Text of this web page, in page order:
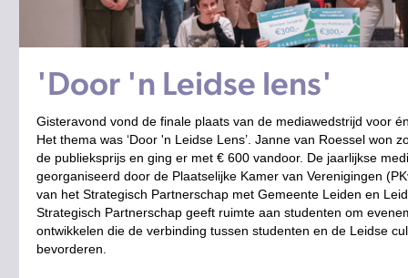
'Door 'n Leidse lens'
Gisteravond vond de finale plaats van de mediawedstrijd voor
Het thema was ‘Door 'n Leidse Lens’. Janne van Roessel won
de publieksprijs en ging er met € 600 vandoor. De jaarlijkse
georganiseerd door de Plaatselijke Kamer van Verenigingen
van het Strategisch Partnerschap met Gemeente Leiden en
Strategisch Partnerschap geeft ruimte aan studenten om
ontwikkelen die de verbinding tussen studenten en de Leidse
bevorderen.